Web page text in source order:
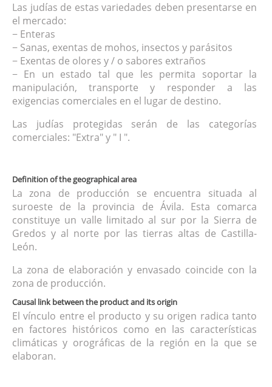
Las judías de estas variedades deben presentarse en
el mercado:
− Enteras
− Sanas, exentas de mohos, insectos y parásitos
− Exentas de olores y / o sabores extraños
− En un estado tal que les permita soportar la
manipulación, transporte y responder a las
exigencias comerciales en el lugar de destino.
Las judías protegidas serán de las categorías
comerciales: "Extra" y " I ".
Definition of the geographical area
La zona de producción se encuentra situada al
suroeste de la provincia de Ávila. Esta comarca
constituye un valle limitado al sur por la Sierra de
Gredos y al norte por las tierras altas de Castilla-
León.
La zona de elaboración y envasado coincide con la
zona de producción.
Causal link between the product and its origin
El vínculo entre el producto y su origen radica tanto
en factores históricos como en las características
climáticas y orográficas de la región en la que se
elaboran.